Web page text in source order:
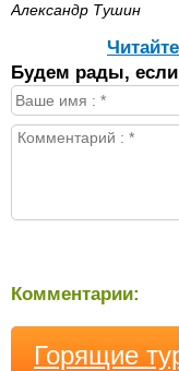
Александр Тушин
Будем рады,
Комментарии:
Горящие